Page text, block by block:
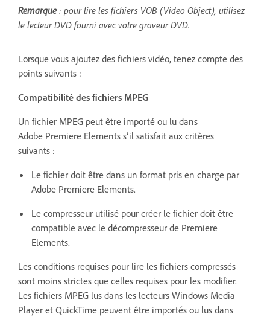
Remarque: pour lire les fichiers VOB (Video Object), utilisez
le lecteur DVD fourni avec votre graveur DVD.
Lorsque vous ajoutez des fichiers vidéo, tenez compte des
points suivants :
Compatibilité des fichiers MPEG
Un fichier MPEG peut être importé ou lu dans
Adobe Premiere Elements s’il satisfait aux critères
suivants :
Le fichier doit être dans un format pris en charge par
Adobe Premiere Elements.
Le compresseur utilisé pour créer le fichier doit être
compatible avec le décompresseur de Premiere
Elements.
Les conditions requises pour lire les fichiers compressés
sont moins strictes que celles requises pour les modifier.
Les fichiers MPEG lus dans les lecteurs Windows Media
Player et QuickTime peuvent être importés ou lus dans